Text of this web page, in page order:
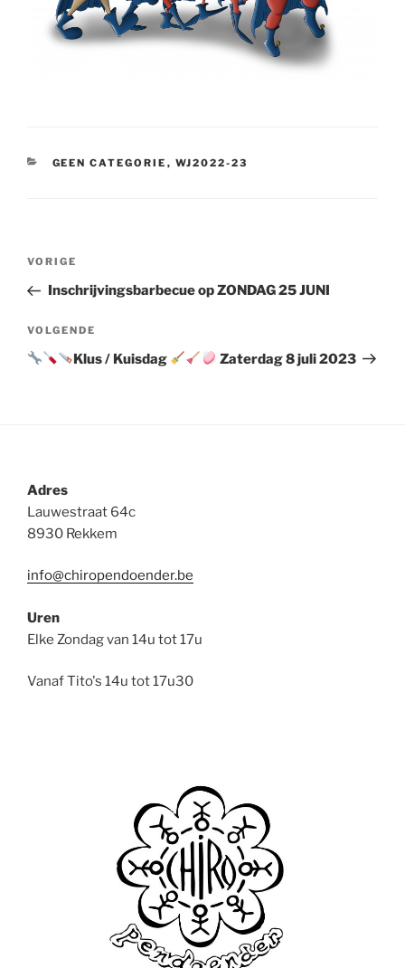
CATEGORIEËN
GEEN CATEGORIE , WJ2022-23
Berichtnavigatie
Vorig
bericht
VORIGE
Inschrijvingsbarbecue op ZONDAG 25 JUNI
Volgend
bericht
VOLGENDE
Klus / Kuisdag Zaterdag 8 juli 2023
Adres
Lauwestraat 64c
8930 Rekkem
info@chiropendoender.be
Uren
Elke Zondag van 14u tot 17u
Vanaf Tito's 14u tot 17u30